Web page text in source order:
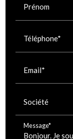
Prénom
Téléphone*
Email*
Société
Message*